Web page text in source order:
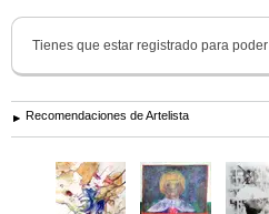
Tienes que estar registrado para poder
Recomendaciones de Artelista